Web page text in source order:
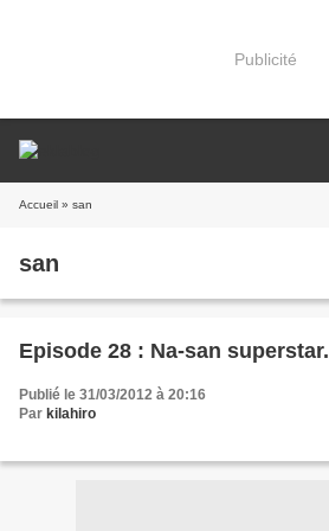
Publicité
Accueil » san
san
Episode 28 : Na-san superstar.
Publié le 31/03/2012 à 20:16
Par kilahiro